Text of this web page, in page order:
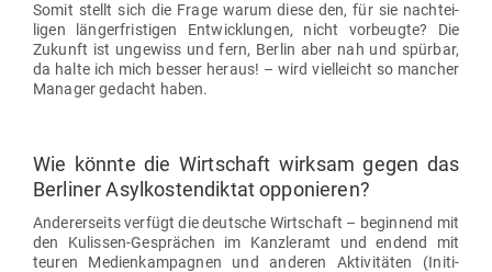
Somit stellt sich die Frage warum diese den, für sie nach­tei­
ligen län­ger­fris­tigen Ent­wick­lungen, nicht vor­beugte? Die
Zukunft ist ungewiss und fern, Berlin aber nah und spürbar,
da halte ich mich besser heraus! – wird viel­leicht so mancher
Manager gedacht haben.
Wie könnte die Wirt­schaft wirksam gegen das
Ber­liner Asyl­kos­ten­diktat opponieren?
Ande­rer­seits verfügt die deutsche Wirt­schaft – beginnend mit
den Kulissen-Gesprächen im Kanz­leramt und endend mit
teuren Medi­en­kam­pagnen und anderen Akti­vi­täten (Initi­